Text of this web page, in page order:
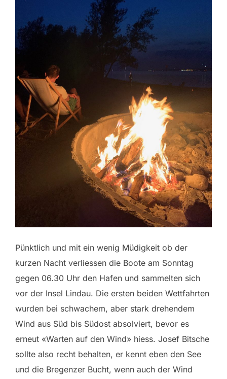
Pünktlich und mit ein wenig Müdigkeit ob der
kurzen Nacht verliessen die Boote am Sonntag
gegen 06.30 Uhr den Hafen und sammelten sich
vor der Insel Lindau. Die ersten beiden Wettfahrten
wurden bei schwachem, aber stark drehendem
Wind aus Süd bis Südost absolviert, bevor es
erneut «Warten auf den Wind» hiess. Josef Bitsche
sollte also recht behalten, er kennt eben den See
und die Bregenzer Bucht, wenn auch der Wind